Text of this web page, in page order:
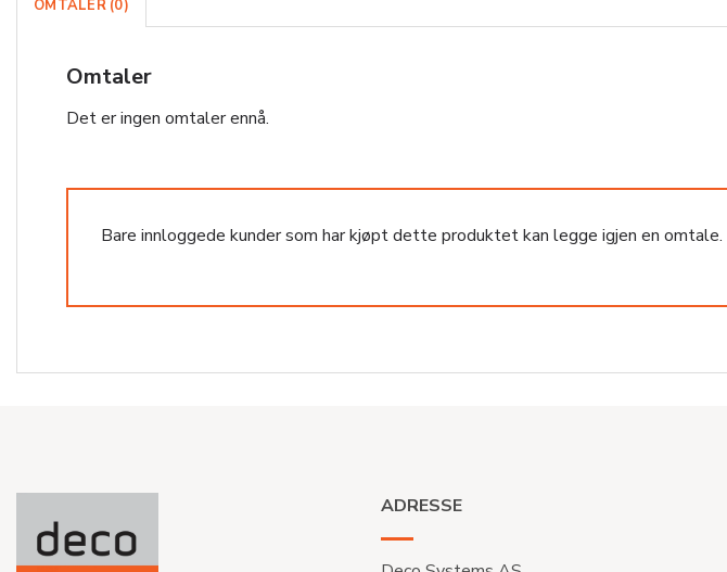
OMTALER (0)
Omtaler
Det er ingen omtaler ennå.
Bare innloggede kunder som har kjøpt dette produktet kan legge igjen en omtale.
ADRESSE